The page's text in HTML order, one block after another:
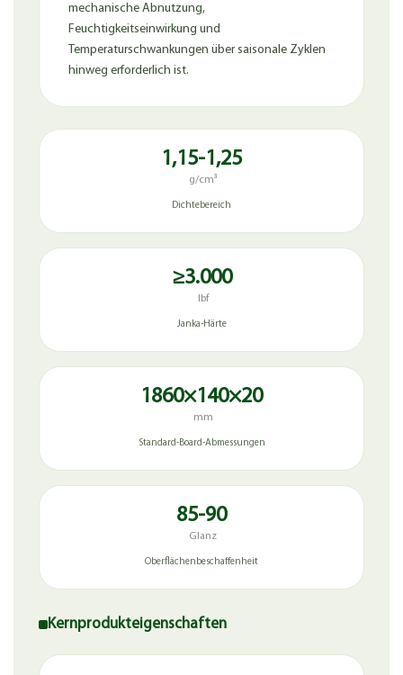
mechanische Abnutzung,
Feuchtigkeitseinwirkung und
Temperaturschwankungen über saisonale Zyklen
hinweg erforderlich ist.
1,15-1,25
g/cm³
Dichtebereich
≥3.000
lbf
Janka-Härte
1860×140×20
mm
Standard-Board-Abmessungen
85-90
Glanz
Oberflächenbeschaffenheit
Kernprodukteigenschaften